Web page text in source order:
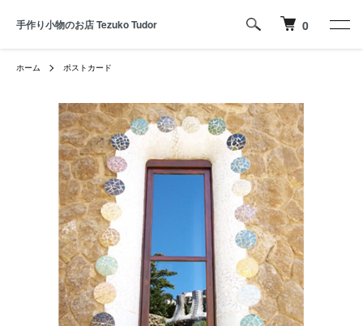
手作り小物のお店 Tezuko Tudor 0
ホーム ポストカード